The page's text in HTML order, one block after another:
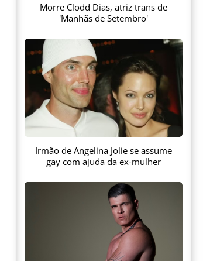
Morre Clodd Dias, atriz trans de
'Manhãs de Setembro'
Irmão de Angelina Jolie se assume
gay com ajuda da ex-mulher